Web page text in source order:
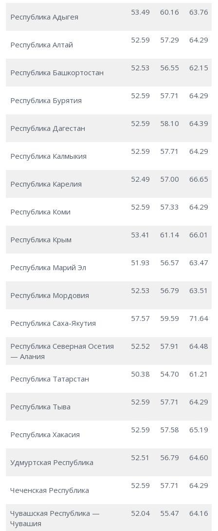
Республика Адыгея 53.49 60.16 63.76
Республика Алтай 52.59 57.29 64.29
Республика Башкортостан 52.53 56.55 62.15
Республика Бурятия 52.59 57.71 64.29
Республика Дагестан 52.59 58.10 64.39
Республика Калмыкия 52.59 57.71 64.29
Республика Карелия 52.49 57.00 66.65
Республика Коми 52.59 57.33 64.29
Республика Крым 53.41 61.14 66.01
Республика Марий Эл 51.93 56.57 63.47
Республика Мордовия 52.53 56.79 63.51
Республика Саха-Якутия 57.57 59.59 71.64
Республика Северная Осетия
— Алания
52.52 57.91 64.48
Республика Татарстан 50.38 54.70 61.21
Республика Тыва 52.59 57.71 64.29
Республика Хакасия 52.59 57.58 65.19
Удмуртская Республика 52.51 56.79 64.60
Чеченская Республика 52.59 57.71 64.29
Чувашская Республика —
Чувашия
52.04 55.47 64.16